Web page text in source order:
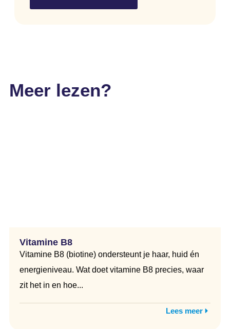
Meer lezen?
Vitamine B8
Vitamine B8 (biotine) ondersteunt je haar, huid én
energieniveau. Wat doet vitamine B8 precies, waar
zit het in en hoe...
Lees meer